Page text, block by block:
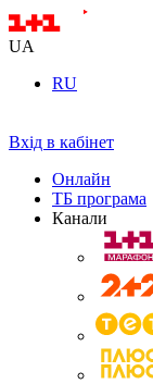
UA
RU
Вхід в кабінет
Онлайн
ТБ програма
Канали